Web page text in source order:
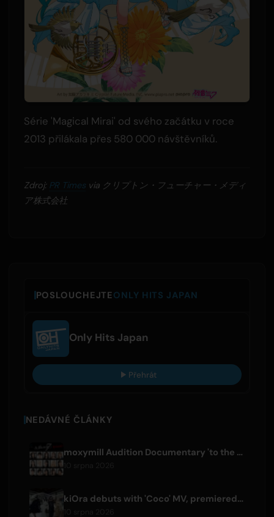
Série 'Magical Mirai' od svého začátku v roce
2013 přilákala přes 580 000 návštěvníků.
Zdroj: PR Timesvia クリプトン・フューチャー・メディ
ア株式会社
POSLOUCHEJTEONLY HITS JAPAN
Only Hits Japan
Přehrát
NEDÁVNÉ ČLÁNKY
moxymill Audition Documentary 'to the nex7' Episode 1 Released
kiOra debuts with 'Coco' MV, premiered at HEAD IN THE CLOUDS LA